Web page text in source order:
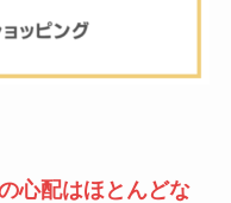
心配はほとんどな